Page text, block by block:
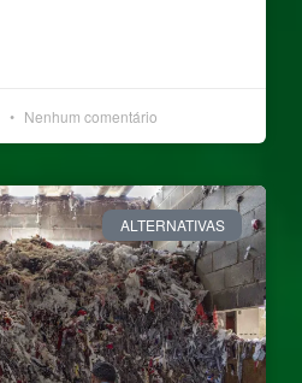
Nenhum comentário
ALTERNATIVAS